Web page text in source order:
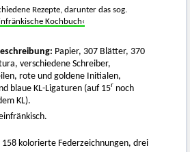
Rezepte, darunter das sog.
Kochbuch‹
Papier, 307 Blätter, 370
verschiedene Schreiber,
rote und goldene Initialen,
blaue KL-Ligaturen (auf 15r noch
KL).
158 kolorierte Federzeichnungen, drei